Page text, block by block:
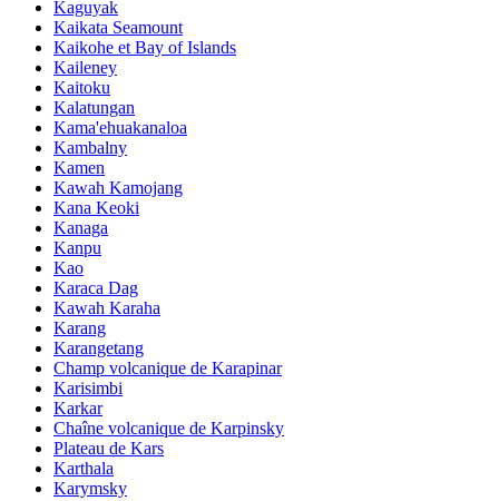
Kaguyak
Kaikata Seamount
Kaikohe et Bay of Islands
Kaileney
Kaitoku
Kalatungan
Kama'ehuakanaloa
Kambalny
Kamen
Kawah Kamojang
Kana Keoki
Kanaga
Kanpu
Kao
Karaca Dag
Kawah Karaha
Karang
Karangetang
Champ volcanique de Karapinar
Karisimbi
Karkar
Chaîne volcanique de Karpinsky
Plateau de Kars
Karthala
Karymsky